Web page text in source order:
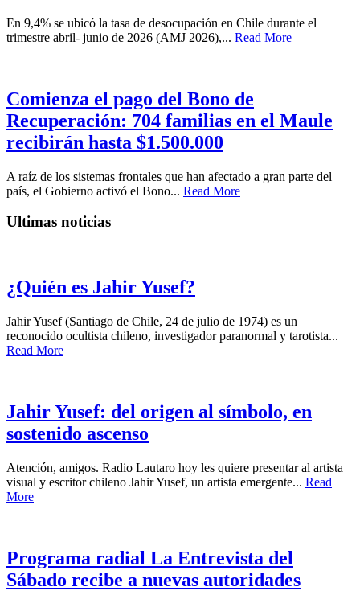
En 9,4% se ubicó la tasa de desocupación en Chile durante el
trimestre abril- junio de 2026 (AMJ 2026),... Read More
Comienza el pago del Bono de
Recuperación: 704 familias en el Maule
recibirán hasta $1.500.000
A raíz de los sistemas frontales que han afectado a gran parte del
país, el Gobierno activó el Bono... Read More
Ultimas noticias
¿Quién es Jahir Yusef?
Jahir Yusef (Santiago de Chile, 24 de julio de 1974) es un
reconocido ocultista chileno, investigador paranormal y tarotista...
Read More
Jahir Yusef: del origen al símbolo, en
sostenido ascenso
Atención, amigos. Radio Lautaro hoy les quiere presentar al artista
visual y escritor chileno Jahir Yusef, un artista emergente... Read
More
Programa radial La Entrevista del
Sábado recibe a nuevas autoridades